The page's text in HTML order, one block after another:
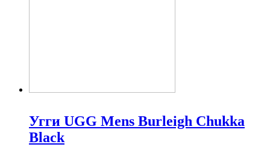
Угги UGG Mens Burleigh Chukka
Black